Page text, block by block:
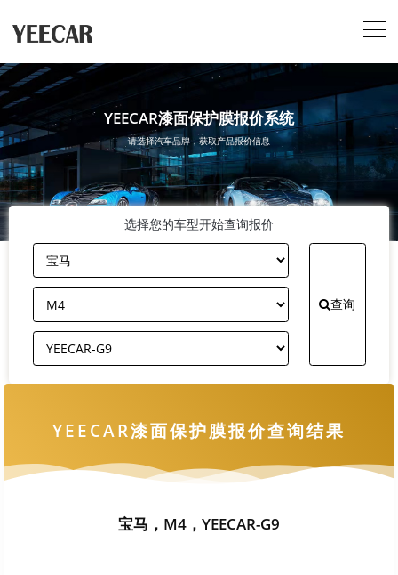
YEECAR漆面保护膜报价系统
请选择汽车品牌，获取产品报价信息
选择您的车型开始查询报价
查询
YEECAR漆面保护膜报价查询结果
宝马，M4，YEECAR-G9